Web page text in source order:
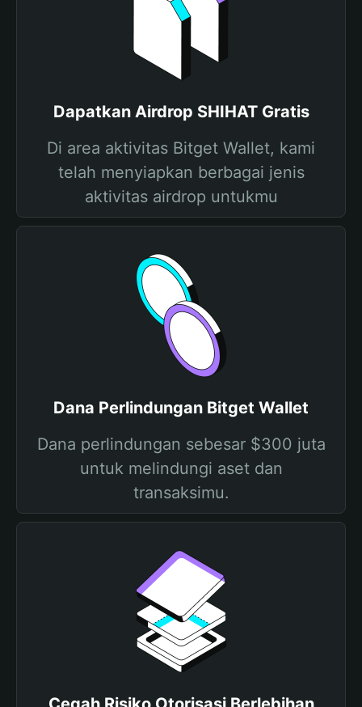
Dapatkan Airdrop SHIHAT Gratis
Di area aktivitas Bitget Wallet, kami
telah menyiapkan berbagai jenis
aktivitas airdrop untukmu
Dana Perlindungan Bitget Wallet
Dana perlindungan sebesar $300 juta
untuk melindungi aset dan
transaksimu.